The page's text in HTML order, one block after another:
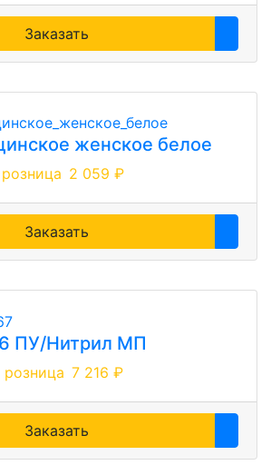
Заказать
женское белое
розница 2 059 ₽
Заказать
ПУ/Нитрил МП
розница 7 216 ₽
Заказать